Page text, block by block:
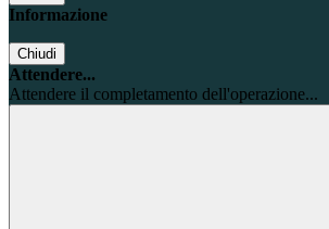
Informazione
Chiudi
Attendere...
Attendere il completamento dell'operazione...